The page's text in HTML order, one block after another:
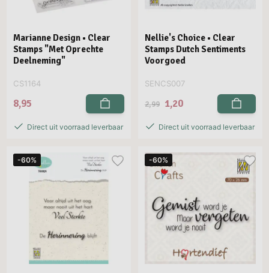
Marianne Design • Clear
Stamps "Met Oprechte
Deelneming"
CS1164
8,95
Direct uit voorraad leverbaar
Nellie's Choice • Clear
Stamps Dutch Sentiments
Voorgoed
SENCS007
2,99 1,20
Direct uit voorraad leverbaar
-60% -60%